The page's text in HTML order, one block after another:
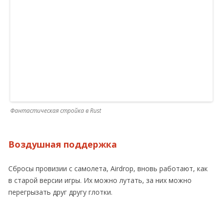
Фантастическая стройка в Rust
Воздушная поддержка
Сбросы провизии с самолета, Airdrop, вновь работают, как
в старой версии игры. Их можно лутать, за них можно
перегрызать друг другу глотки.